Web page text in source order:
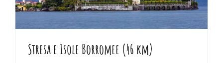
Stresa e Isole Borromee (46 km)